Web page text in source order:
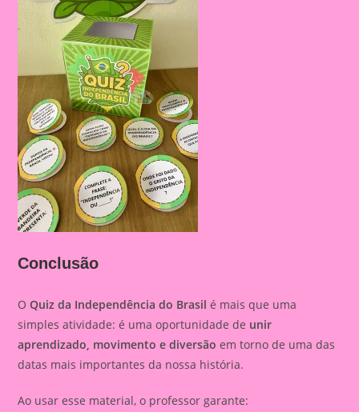
Conclusão
OQuiz da Independência do Brasil é mais que uma
simples atividade: é uma oportunidade de unir
aprendizado, movimento e diversão em torno de uma das
datas mais importantes da nossa história.
Ao usar esse material, o professor garante: